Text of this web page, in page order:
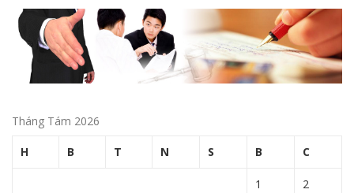
Tháng Tám 2026
H B T N S B C
1 2